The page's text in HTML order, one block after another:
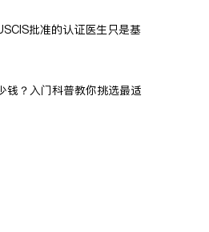
批准的认证医生只是基
钱？入门科普教你挑选最适